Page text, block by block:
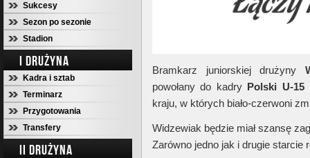
Sukcesy
Sezon po sezonie
Stadion
I DRUŻYNA
Kadra i sztab
Terminarz
Przygotowania
Transfery
II DRUŻYNA
Bramkarz juniorskiej drużyny
powołany do kadry Polski U-15
kraju, w których biało-czerwoni
Widzewiak będzie miał szansę
Zarówno jedno jak i drugie starcie